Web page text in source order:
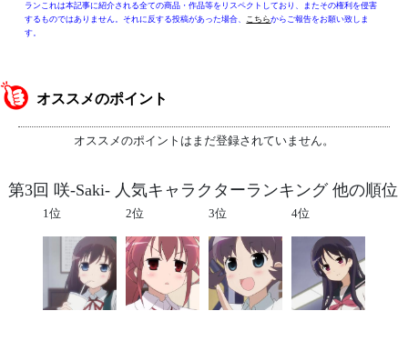
ランこれは本記事に紹介される全ての商品・作品等をリスペクトしており、またその権利を侵害
するものではありません。それに反する投稿があった場合、 こちらからご報告をお願い致しま
す。
オススメのポイント
オススメのポイントはまだ登録されていません。
第3回 咲-Saki- 人気キャラクターランキング 他の順位
1位 2位 3位 4位